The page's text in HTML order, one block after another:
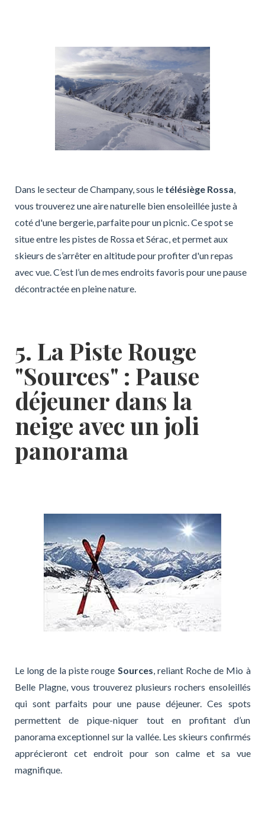
Dans le secteur de Champany, sous le télésiège Rossa,
vous trouverez une aire naturelle bien ensoleillée juste à
coté d'une bergerie, parfaite pour un picnic. Ce spot se
situe entre les pistes de Rossa et Sérac, et permet aux
skieurs de s’arrêter en altitude pour profiter d'un repas
avec vue. C’est l’un de mes endroits favoris pour une pause
décontractée en pleine nature.
5. La Piste Rouge
"Sources" : Pause
déjeuner dans la
neige avec un joli
panorama
Le long de la piste rouge Sources, reliant Roche de Mio à
Belle Plagne, vous trouverez plusieurs rochers ensoleillés
qui sont parfaits pour une pause déjeuner. Ces spots
permettent de pique-niquer tout en profitant d’un
panorama exceptionnel sur la vallée. Les skieurs confirmés
apprécieront cet endroit pour son calme et sa vue
magnifique.